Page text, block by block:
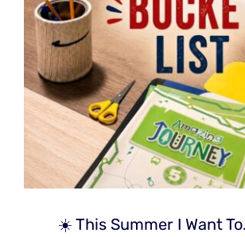
☀️ This Summer I Want